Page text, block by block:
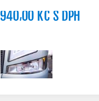
940,00 KČ S DPH